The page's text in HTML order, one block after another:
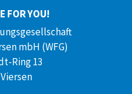
FOR YOU!
mbH (WFG)
Ring 13